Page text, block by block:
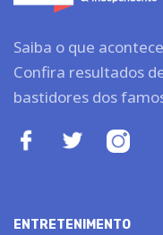
Saiba o que
Confira resultados
bastidores dos
ENTRETENIMENTO